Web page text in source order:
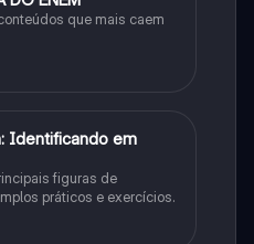
que mais caem
Identificando em
figuras de
práticos e exercícios.